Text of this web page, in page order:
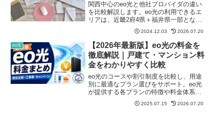
関西中心のeo光と他社プロバイダの違い
を比較解説します。eo光の利用できるエ
リアは、近畿2府4県＋福井県一部となっ
ていますが、料金・回線速度・キャンペ
ーンなどお得なポイントで通信費節約に
つながる可能性があります。光回線節約
にお役立て下さい。
2024.12.03 2026.07.20
eo光
【2026年最新版】eo光の料金を
徹底解説｜戸建て・マンション料
金をわかりやすく比較
eo光のコースや割引制度を比較し、用途
別に最適なプラン選びをサポート。eo光
が提供する各プランの特徴や料金体系を
わかりやすく整理して解説しています。
2025.07.15 2026.07.20